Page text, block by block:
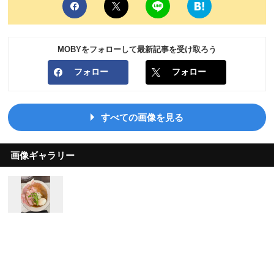
MOBYをフォローして最新記事を受け取ろう
フォロー フォロー
すべての画像を見る
画像ギャラリー